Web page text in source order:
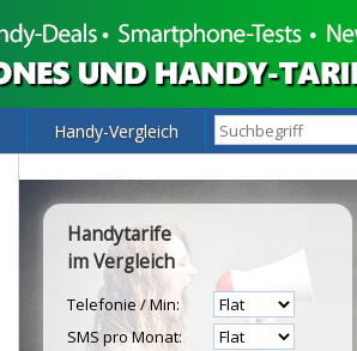
Handy-Vergleich
Handytarife
im Vergleich
Telefonie / Min:
SMS pro Monat: